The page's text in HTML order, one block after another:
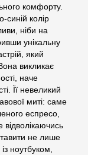
комфорту.
синій колір
ніби на
унікальну
який
викликає
наче
Її невеликий
миті: саме
еспресо,
відволікаючись
не лише
ноутбуком,